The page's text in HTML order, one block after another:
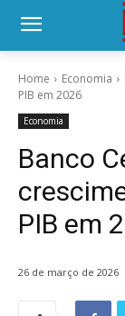
Home Economia
PIB em 2026
Economia
Banco
PIB em
26 de março de 2026